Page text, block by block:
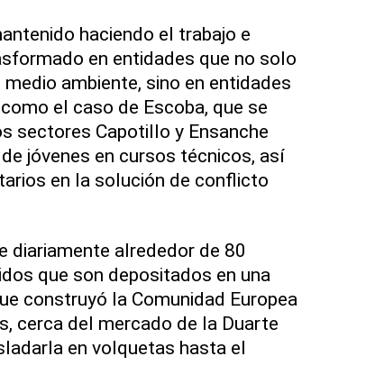
haciendo el trabajo e
en entidades que no solo
ambiente, sino en entidades
el caso de Escoba, que se
sectores Capotillo y Ensanche
jóvenes en cursos técnicos, así
en la solución de conflicto
diariamente alrededor de 80
que son depositados en una
construyó la Comunidad Europea
cerca del mercado de la Duarte
en volquetas hasta el